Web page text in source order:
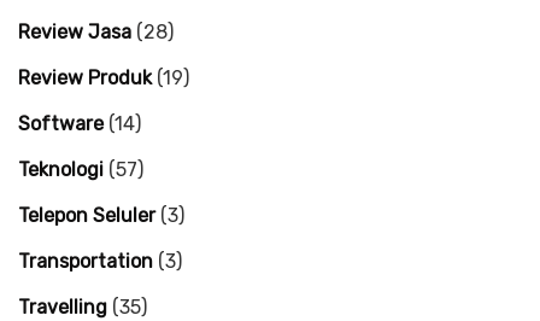
Review Jasa (28)
Review Produk(19)
Software(14)
Teknologi (57)
Telepon Seluler(3)
Transportation (3)
Travelling (35)